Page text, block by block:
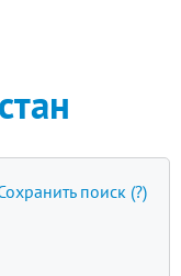
поиск (?)